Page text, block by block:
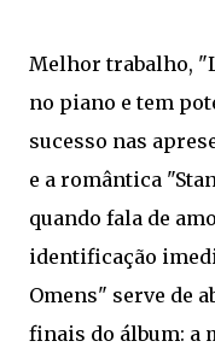
Melhor trabalho,
no piano e tem
sucesso nas
e a romântica
quando fala de
identificação
Omens" serve de
finais do álbum: a